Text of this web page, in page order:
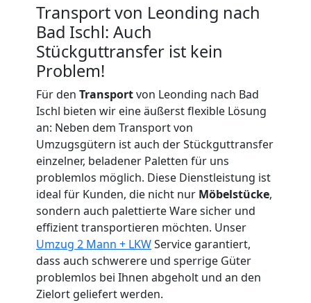
Transport von Leonding nach
Bad Ischl: Auch
Stückguttransfer ist kein
Problem!
Für den Transportvon Leonding nach Bad
Ischl bieten wir eine äußerst flexible Lösung
an: Neben dem Transport von
Umzugsgütern ist auch der Stückguttransfer
einzelner, beladener Paletten für uns
problemlos möglich. Diese Dienstleistung ist
ideal für Kunden, die nicht nur Möbelstücke,
sondern auch palettierte Ware sicher und
effizient transportieren möchten. Unser
Umzug 2 Mann + LKWService garantiert,
dass auch schwerere und sperrige Güter
problemlos bei Ihnen abgeholt und an den
Zielort geliefert werden.
Leonding
Tragehilfe
Leonding
Kleiner
Umzug
Leonding
Küchenumzug